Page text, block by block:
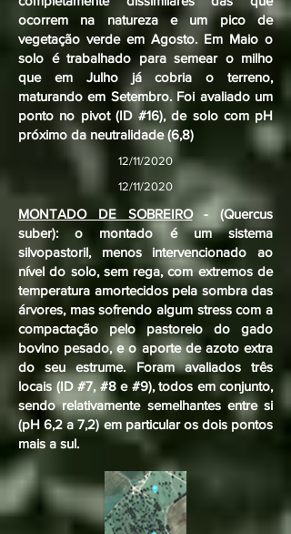
ocorrem na natureza e um pico de
vegetação verde em Agosto. Em Maio o
solo é trabalhado para semear o milho
que em Julho já cobria o terreno,
maturando em Setembro. Foi avaliado um
ponto no pivot (ID #16), de solo com pH
próximo da neutralidade (6,8)
12/11/2020
12/11/2020
MONTADO DE SOBREIRO- (Quercus
suber): o montado é um sistema
silvopastoril, menos intervencionado ao
nível do solo, sem rega, com extremos de
temperatura amortecidos pela sombra das
árvores, mas sofrendo algum stress com a
compactação pelo pastoreio do gado
bovino pesado, e o aporte de azoto extra
do seu estrume. Foram avaliados três
locais (ID #7, #8 e #9), todos em conjunto,
sendo relativamente semelhantes entre si
(pH 6,2 a 7,2) em particular os dois pontos
mais a sul.